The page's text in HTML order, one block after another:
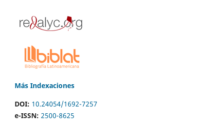
Más Indexaciones
DOI: 10.24054/1692-7257
e-ISSN: 2500-8625